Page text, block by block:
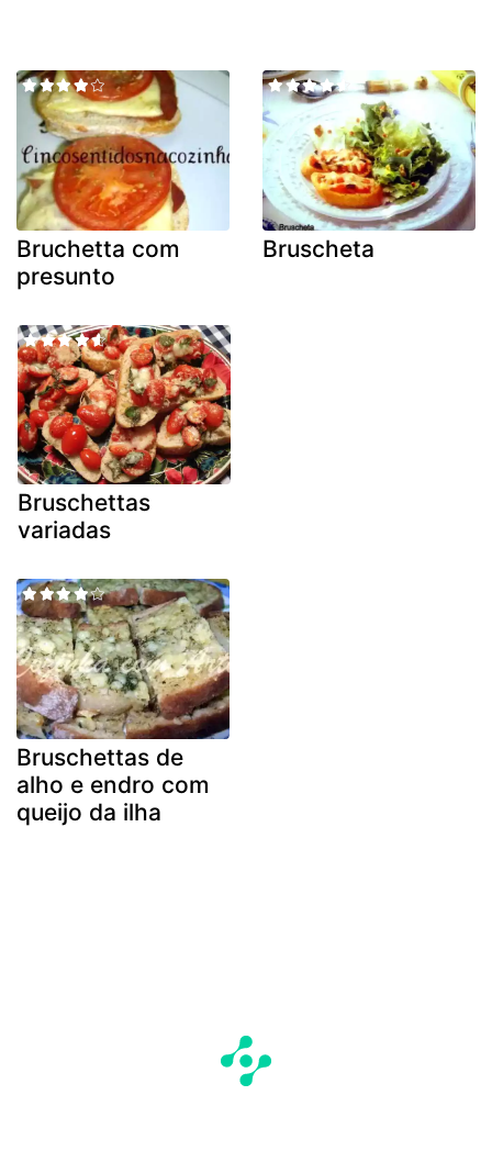
Bruchetta com
presunto
Bruscheta
Bruschettas
variadas
Bruschettas de
alho e endro com
queijo da ilha